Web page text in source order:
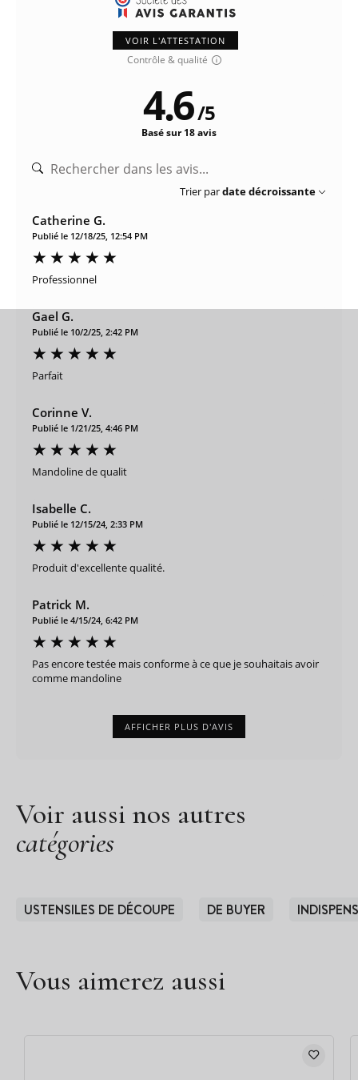
VOIR L'ATTESTATION
Contrôle & qualité
4.6/5
Basé sur 18 avis
Trier pardate décroissante
Catherine G.
Publié le 12/18/25, 12:54 PM
Professionnel
Gael G.
Publié le 10/2/25, 2:42 PM
Parfait
Corinne V.
Publié le 1/21/25, 4:46 PM
Mandoline de qualit
Isabelle C.
Publié le 12/15/24, 2:33 PM
Produit d'excellente qualité.
Patrick M.
Publié le 4/15/24, 6:42 PM
Pas encore testée mais conforme à ce que je souhaitais avoir
comme mandoline
AFFICHER PLUS D'AVIS
Voir aussi nos autres
catégories
USTENSILES DE DÉCOUPE DE BUYER
Vous aimerez aussi